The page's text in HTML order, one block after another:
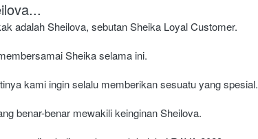
adalah Sheilova, sebutan Sheika Loyal Customer.
Sheika selama ini.
kami ingin selalu memberikan sesuatu yang spesial.
benar-benar mewakili keinginan Sheilova.